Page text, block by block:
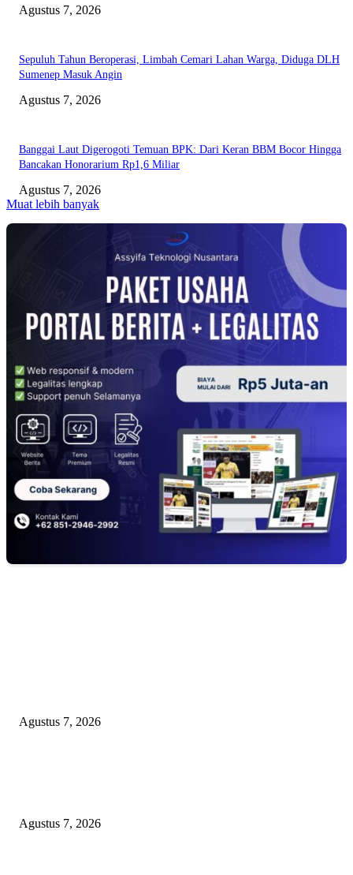
Agustus 7, 2026
Sepuluh Tahun Beroperasi, Limbah Cemari Lahan Warga, Diduga DLH
Sumenep Masuk Angin
Agustus 7, 2026
Banggai Laut Digerogoti Temuan BPK: Dari Keran BBM Bocor Hingga
Bancakan Honorarium Rp1,6 Miliar
Agustus 7, 2026
Muat lebih banyak
Agustus 7, 2026
Agustus 7, 2026